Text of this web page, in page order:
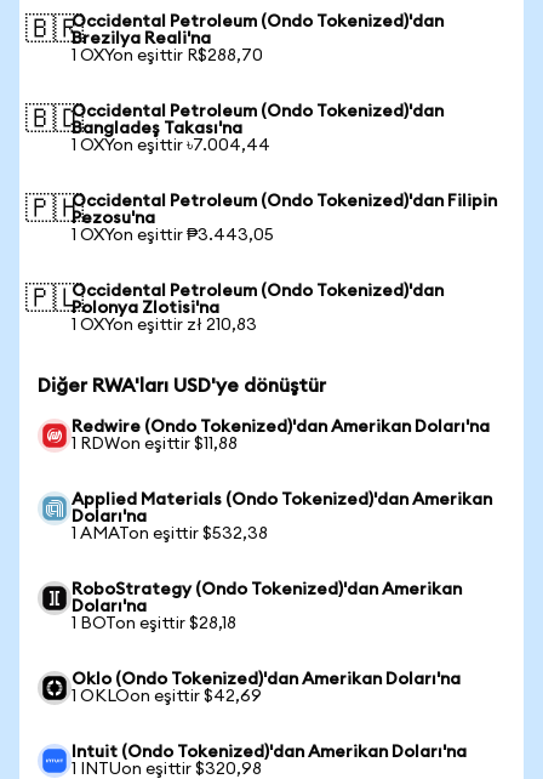
🇧🇷Occidental Petroleum (Ondo Tokenized)'dan
Brezilya Reali'na
1 OXYon eşittir R$288,70
🇧🇩Occidental Petroleum (Ondo Tokenized)'dan
Bangladeş Takası'na
1 OXYon eşittir ৳7.004,44
🇵🇭Occidental Petroleum (Ondo Tokenized)'dan Filipin
Pezosu'na
1 OXYon eşittir ₱3.443,05
🇵🇱Occidental Petroleum (Ondo Tokenized)'dan
Polonya Zlotisi'na
1 OXYon eşittir zł 210,83
Diğer RWA'ları USD'ye dönüştür
Redwire (Ondo Tokenized)'dan Amerikan Doları'na
1 RDWon eşittir $11,88
Applied Materials (Ondo Tokenized)'dan Amerikan
Doları'na
1 AMATon eşittir $532,38
RoboStrategy (Ondo Tokenized)'dan Amerikan
Doları'na
1 BOTon eşittir $28,18
Oklo (Ondo Tokenized)'dan Amerikan Doları'na
1 OKLOon eşittir $42,69
Intuit (Ondo Tokenized)'dan Amerikan Doları'na
1 INTUon eşittir $320,98